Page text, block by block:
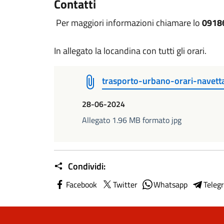
Contatti
Per maggiori informazioni chiamare lo
In allegato la locandina con tutti gli orari.
trasporto-urbano-orari-
28-06-2024
Allegato 1.96 MB formato jpg
Condividi:
Facebook Twitter Whatsapp